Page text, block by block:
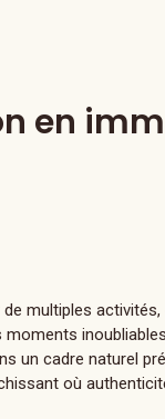
en
multiples activités,
moments
un cadre naturel
où